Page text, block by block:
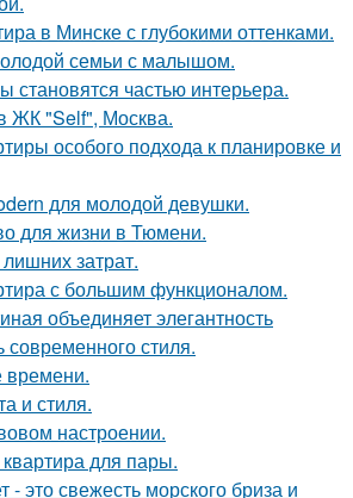
в Минске с глубокими оттенками.
семьи с малышом.
становятся частью интерьера.
ЖК "Self", Москва.
особого подхода к планировке и
для молодой девушки.
для жизни в Тюмени.
затрат.
с большим функционалом.
объединяет элегантность
современного стиля.
времени.
и стиля.
настроении.
для пары.
это свежесть морского бриза и